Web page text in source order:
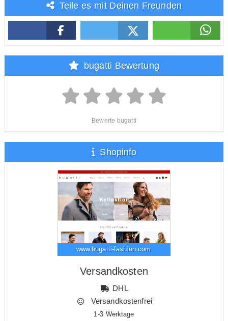
Teile es mit Deinen Freunden
bugatti Bewertung
Bewerte bugatti
Shopinfo
www.bugatti-fashion.com
Versandkosten
DHL
Versandkostenfrei
1-3 Werktage